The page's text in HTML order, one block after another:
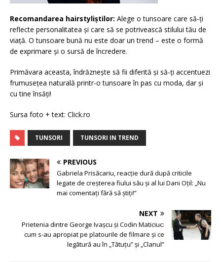
Recomandarea hairstyliștilor: Alege o tunsoare care să-ți
reflecte personalitatea și care să se potrivească stilului tău de
viață. O tunsoare bună nu este doar un trend – este o formă
de exprimare și o sursă de încredere.
Primăvara aceasta, îndrăznește să fii diferită și să-ți accentuezi
frumusețea naturală printr-o tunsoare în pas cu moda, dar și
cu tine însăți!
Sursa foto + text: Click.ro
TUNSORI TUNSORI IN TREND
PREVIOUS
Gabriela Prisăcariu, reacție dură după criticile
legate de creșterea fiului său și al lui Dani Oțil: „Nu
mai comentați fără să știți!”
NEXT
Prietenia dintre George Ivașcu și Codin Maticiuc:
cum s-au apropiat pe platourile de filmare și ce
legătură au în „Tătuțu” și „Clanul”